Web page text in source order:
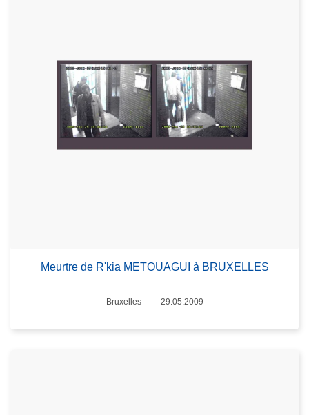
Meurtre de R'kia METOUAGUI à BRUXELLES
Lieux
Bruxelles
29.05.2009